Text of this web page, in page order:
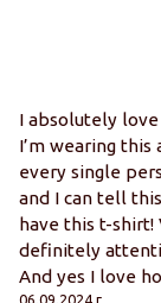
I absolutely love
I’m wearing this
every single
and I can tell
have this t-shirt!
definitely
And yes I love